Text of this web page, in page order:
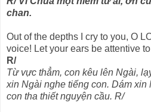
chan.
Out of the depths I cry to you, O
voice! Let your ears be attentive
R/
Từ vực thẳm, con kêu lên Ngài,
xin Ngài nghe tiếng con. Dám
con tha thiết nguyện cầu. R/